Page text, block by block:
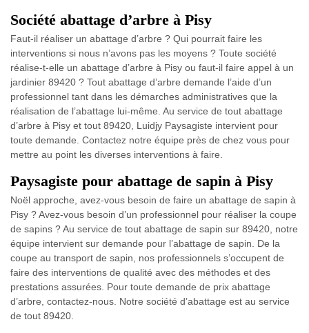
Société abattage d’arbre à Pisy
Faut-il réaliser un abattage d’arbre ? Qui pourrait faire les
interventions si nous n’avons pas les moyens ? Toute société
réalise-t-elle un abattage d’arbre à Pisy ou faut-il faire appel à un
jardinier 89420 ? Tout abattage d’arbre demande l’aide d’un
professionnel tant dans les démarches administratives que la
réalisation de l’abattage lui-même. Au service de tout abattage
d’arbre à Pisy et tout 89420, Luidjy Paysagiste intervient pour
toute demande. Contactez notre équipe près de chez vous pour
mettre au point les diverses interventions à faire.
Paysagiste pour abattage de sapin à Pisy
Noël approche, avez-vous besoin de faire un abattage de sapin à
Pisy ? Avez-vous besoin d’un professionnel pour réaliser la coupe
de sapins ? Au service de tout abattage de sapin sur 89420, notre
équipe intervient sur demande pour l’abattage de sapin. De la
coupe au transport de sapin, nos professionnels s’occupent de
faire des interventions de qualité avec des méthodes et des
prestations assurées. Pour toute demande de prix abattage
d’arbre, contactez-nous. Notre société d’abattage est au service
de tout 89420.